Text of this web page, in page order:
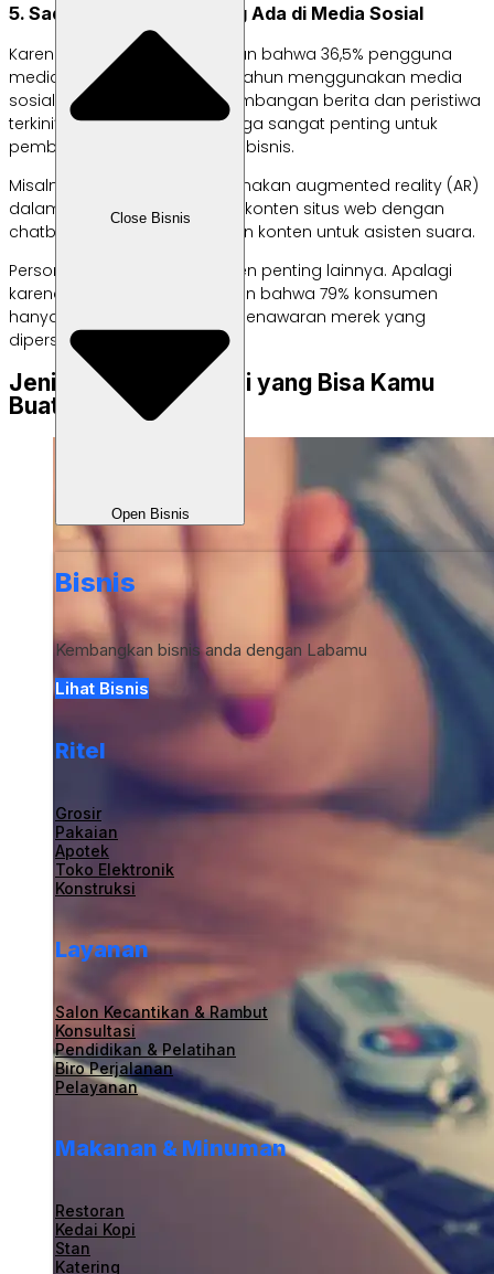
Close Bisnis
Open Bisnis
Bisnis
Kembangkan bisnis anda dengan Labamu
Lihat Bisnis
Ritel
Grosir
Pakaian
Apotek
Toko Elektronik
Konstruksi
Layanan
Salon Kecantikan & Rambut
Konsultasi
Pendidikan & Pelatihan
Biro Perjalanan
Pelayanan
Makanan & Minuman
Restoran
Kedai Kopi
Stan
Katering
5. Sadar dengan Tren yang Ada di Media Sosial
Karena penelitian menunjukkan bahwa 36,5% pengguna
media sosial berusia 16 – 64 tahun menggunakan media
sosial untuk “mengikuti perkembangan berita dan peristiwa
terkini”, maka mengikutinya juga sangat penting untuk
pembuatan konten baik bagi bisnis.
Misalnya, kamu bisa menggunakan augmented reality (AR)
dalam konten, meningkatkan konten situs web dengan
chatbot, dan mengoptimalkan konten untuk asisten suara.
Personalisasi juga menjadi tren penting lainnya. Apalagi
karena penelitian menunjukkan bahwa 79% konsumen
hanya akan terlibat dengan penawaran merek yang
dipersonalisasi untuk mereka.
Jenis Konten Promosi yang Bisa Kamu
Buat